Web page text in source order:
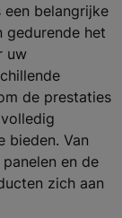
een belangrijke
gedurende het
uw
de prestaties
bieden. Van
en de
zich aan